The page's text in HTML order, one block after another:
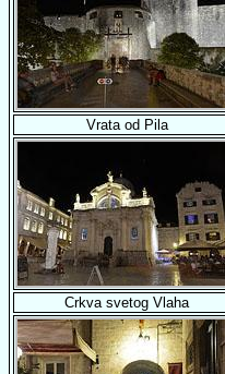
Vrata od Pila
Crkva svetog Vlaha